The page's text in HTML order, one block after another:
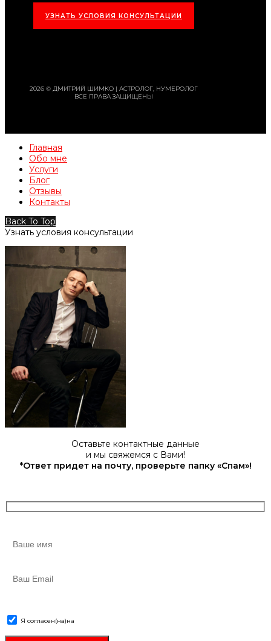
УЗНАТЬ УСЛОВИЯ КОНСУЛЬТАЦИИ
2026 © ДМИТРИЙ ШИМКО | АСТРОЛОГ, НУМЕРОЛОГ
ВСЕ ПРАВА ЗАЩИЩЕНЫ
Главная
Обо мне
Услуги
Блог
Отзывы
Контакты
Back To Top
Узнать условия консультации
Оставьте контактные данные
и мы свяжемся с Вами!
*Ответ придет на почту, проверьте папку «Спам»!
Я согласен(на)на